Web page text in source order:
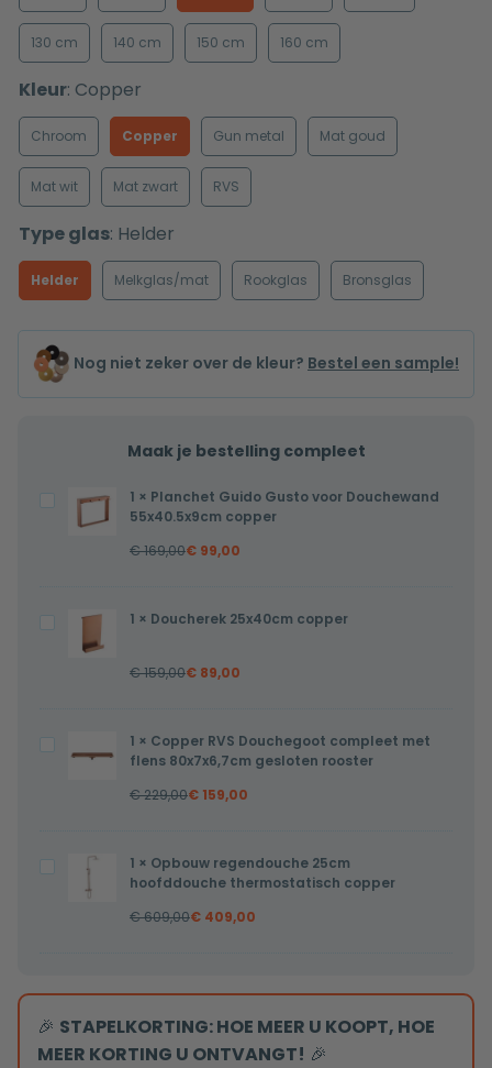
130 cm 140 cm 150 cm 160 cm
Kleur: Copper
Chroom Copper Gun metal Mat goud
Mat wit Mat zwart RVS
Type glas: Helder
Helder Melkglas/mat Rookglas Bronsglas
Nog niet zeker over de kleur? Bestel een sample!
Maak je bestelling compleet
Planchet
Guido
Douchewand
55x40.5x9cm
1 × Planchet Guido Gusto voor Douchewand
55x40.5x9cm copper
€169,00€ 99,00
Doucherek
25x40cm
1 × Doucherek 25x40cm copper
€159,00€ 89,00
Douchegoot
flens
80x7x6,7cm
1 × Copper RVS Douchegoot compleet met
flens 80x7x6,7cm gesloten rooster
€229,00€ 159,00
Opbouw
regendouche
1 × Opbouw regendouche 25cm
hoofddouche thermostatisch copper
€609,00€ 409,00
🎉 STAPELKORTING: HOE MEER U KOOPT, HOE
MEER KORTING U ONTVANGT! 🎉